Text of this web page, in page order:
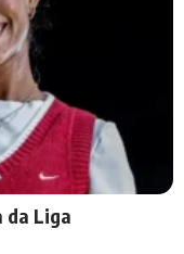
da Liga